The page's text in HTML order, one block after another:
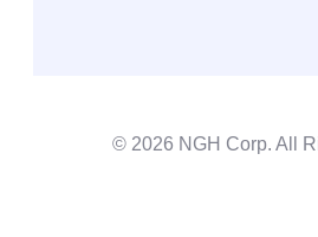
© 2026 NGH Corp. All